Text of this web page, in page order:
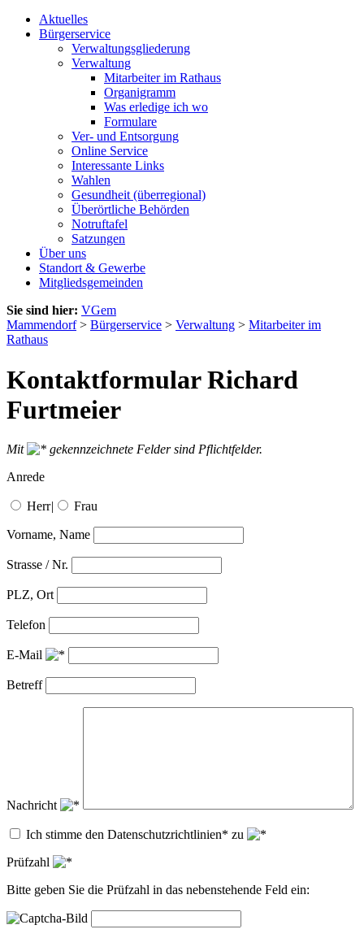
Aktuelles
Bürgerservice
Verwaltungsgliederung
Verwaltung
Mitarbeiter im Rathaus
Organigramm
Was erledige ich wo
Formulare
Ver- und Entsorgung
Online Service
Interessante Links
Wahlen
Gesundheit (überregional)
Überörtliche Behörden
Notruftafel
Satzungen
Über uns
Standort & Gewerbe
Mitgliedsgemeinden
Sie sind hier: VGem
Mammendorf> Bürgerservice > Verwaltung > Mitarbeiter im
Rathaus
Kontaktformular Richard
Furtmeier
Mit
gekennzeichnete Felder sind Pflichtfelder.
Anrede
Herr| Frau
Vorname, Name
Strasse / Nr.
PLZ, Ort
Telefon
E-Mail
Betreff
Nachricht
Ich stimme den Datenschutzrichtlinien* zu
Prüfzahl
Bitte geben Sie die Prüfzahl in das nebenstehende Feld ein: